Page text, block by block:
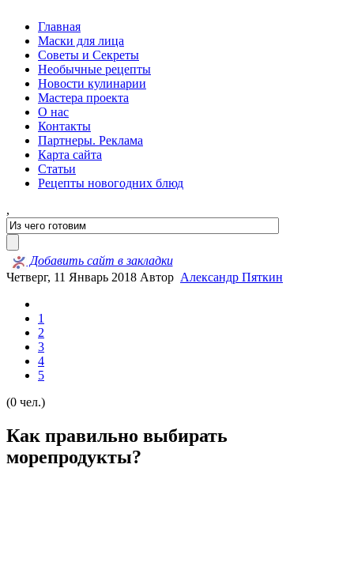
Главная
Маски для лица
Советы и Секреты
Необычные рецепты
Новости кулинарии
Мастера проекта
О нас
Контакты
Партнеры. Реклама
Карта сайта
Статьи
Рецепты новогодних блюд
,
Добавить сайт в закладки
Четверг, 11 Январь 2018 Автор Александр Пяткин
1
2
3
4
5
(0 чел.)
Как правильно выбирать
морепродукты?